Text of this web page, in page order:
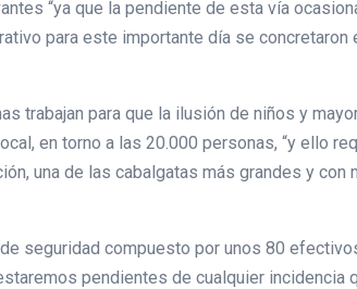
“ya que la pendiente de esta vía
para este importante día se concretaron
trabajan para que la ilusión de niños y
en torno a las 20.000 personas, “y ello
una de las cabalgatas más grandes y
seguridad compuesto por unos 80
pendientes de cualquier incidencia